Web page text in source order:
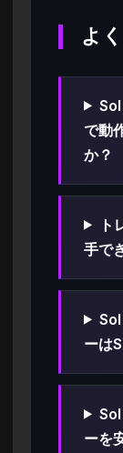
よ
で動
か？
ト
手で
ーは
ーを